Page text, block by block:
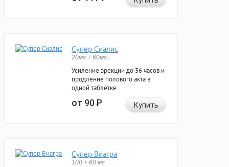
Супер Сиалис
20мг + 60мг
Усиление эрекции до 36 часов и
продление полового акта в
одной таблетке.
от 90Р Купить
Супер Виагра
100 + 60 мг